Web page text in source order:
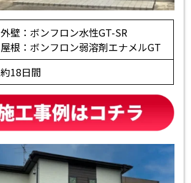
外壁：ボンフロン水性GT-SR
屋根：ボンフロン弱溶剤エナメルGT
約18日間